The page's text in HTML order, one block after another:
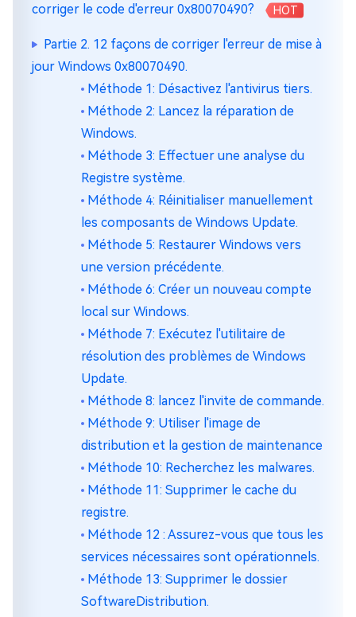
corriger le code d'erreur 0x80070490?
HOT
Partie 2. 12 façons de corriger l'erreur de mise à
jour Windows 0x80070490.
Méthode 1: Désactivez l'antivirus tiers.
Méthode 2: Lancez la réparation de
Windows.
Méthode 3: Effectuer une analyse du
Registre système.
Méthode 4: Réinitialiser manuellement
les composants de Windows Update.
Méthode 5: Restaurer Windows vers
une version précédente.
Méthode 6: Créer un nouveau compte
local sur Windows.
Méthode 7: Exécutez l'utilitaire de
résolution des problèmes de Windows
Update.
Méthode 8: lancez l'invite de commande.
Méthode 9: Utiliser l'image de
distribution et la gestion de maintenance
Méthode 10: Recherchez les malwares.
Méthode 11: Supprimer le cache du
registre.
Méthode 12 : Assurez-vous que tous les
services nécessaires sont opérationnels.
Méthode 13: Supprimer le dossier
SoftwareDistribution.